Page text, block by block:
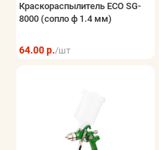
Краскораспылитель ECO SG-
8000 (сопло ф 1.4 мм)
64.00 р./шт